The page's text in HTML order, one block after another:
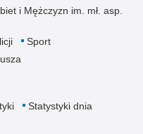
i Mężczyzn im. mł. asp.
Sport
Statystyki dnia